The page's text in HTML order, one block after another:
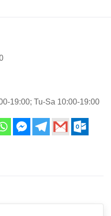
19:00; Tu-Sa 10:00-19:00